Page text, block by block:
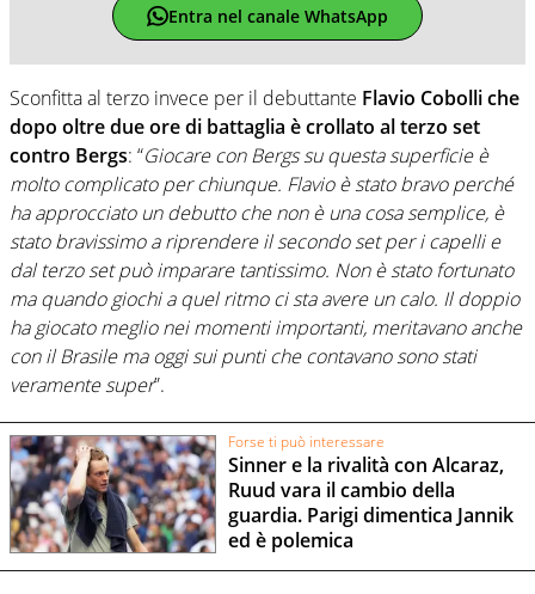
Entra nel canale WhatsApp
Sconfitta al terzo invece per il debuttante Flavio Cobolli che
dopo oltre due ore di battaglia è crollato al terzo set
contro Bergs: “Giocare con Bergs su questa superficie è
molto complicato per chiunque. Flavio è stato bravo perché
ha approcciato un debutto che non è una cosa semplice, è
stato bravissimo a riprendere il secondo set per i capelli e
dal terzo set può imparare tantissimo. Non è stato fortunato
ma quando giochi a quel ritmo ci sta avere un calo. Il doppio
ha giocato meglio nei momenti importanti, meritavano anche
con il Brasile ma oggi sui punti che contavano sono stati
veramente super”.
Forse ti può interessare
Sinner e la rivalità con Alcaraz,
Ruud vara il cambio della
guardia. Parigi dimentica Jannik
ed è polemica